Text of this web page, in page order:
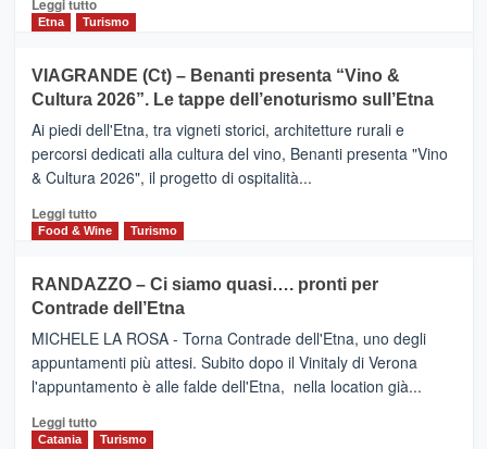
dati
di
Anche
la
Alcantara
nei
primi
nella
classifica
Leggi tutto
di
IL
SAN
DOMENICO
PALACE
TAORMINA,
UN
HOTEL
FOUR
IL
NUOVO
SUMMER
CLUB
Etna Turismo
VIAGRANDE (Ct) – Benanti presenta “Vino &
Cultura 2026”. Le tappe dell’enoturismo sull’Etna
Ai piedi dell'Etna, tra vigneti storici, architetture rurali e
percorsi dedicati alla cultura del vino, Benanti presenta "Vino
& Cultura 2026", il progetto di ospitalità...
Leggi tuttoLeggi
di
VIAGRANDE
(Ct)
–
Benanti
presenta
“Vino
&
Cultura
Food & Wine Turismo
RANDAZZO – Ci siamo quasi…. pronti per
Contrade dell’Etna
MICHELE LA ROSA - Torna Contrade dell'Etna, uno degli
appuntamenti più attesi. Subito dopo il Vinitaly di Verona
l'appuntamento è alle falde dell'Etna, nella location già...
Leggi tuttoLeggi
di
Catania Turismo